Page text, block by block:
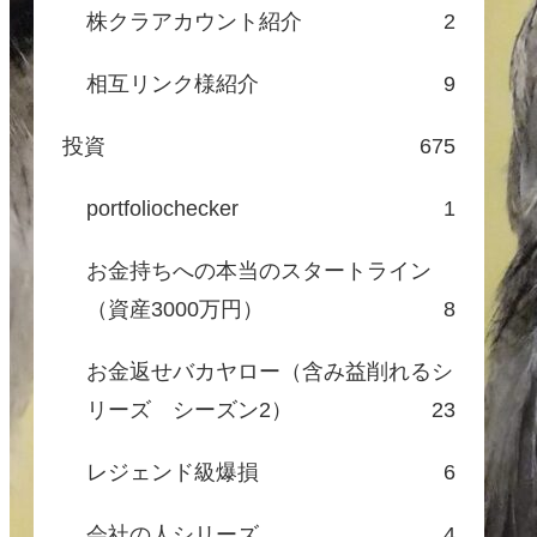
株クラアカウント紹介 2
相互リンク様紹介 9
投資 675
portfoliochecker 1
お金持ちへの本当のスタートライン
（資産3000万円）
8
お金返せバカヤロー（含み益削れるシ
リーズ シーズン2）
23
レジェンド級爆損 6